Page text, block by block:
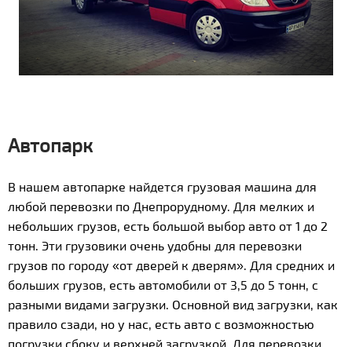
Автопарк
В нашем автопарке найдется грузовая машина для
любой перевозки по Днепрорудному. Для мелких и
небольших грузов, есть большой выбор авто от 1 до 2
тонн. Эти грузовики очень удобны для перевозки
грузов по городу «от дверей к дверям». Для средних и
больших грузов, есть автомобили от 3,5 до 5 тонн, с
разными видами загрузки. Основной вид загрузки, как
правило сзади, но у нас, есть авто с возможностью
погрузки сбоку и верхней загрузкой. Для перевозки